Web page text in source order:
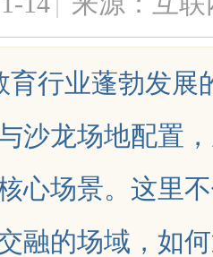
育行业蓬勃发展
沙龙场地配置
心场景。这里
融的场域，如